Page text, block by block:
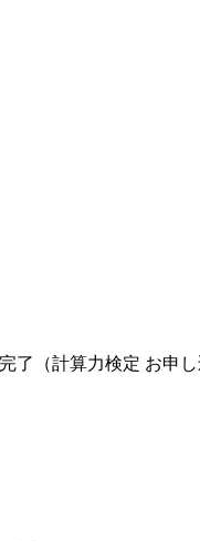
了（計算力検定 お申し